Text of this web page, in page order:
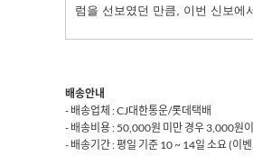
럼을 선보였던 만큼, 이번 신보에
배송안내
- 배송업체 : CJ대한통운/롯데택배
- 배송비용 : 50,000원 미만 경우 3,000원
- 배송기간 : 평일 기준 10 ~ 14일 소요 (이